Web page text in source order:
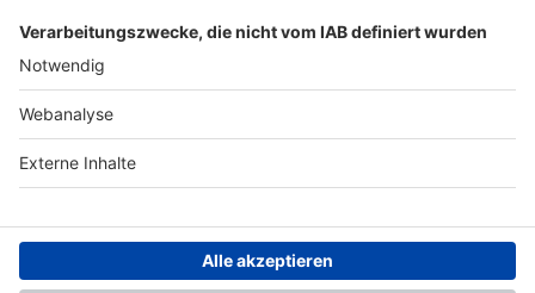
Nutzungsbedingungen Datenschutz Impressum